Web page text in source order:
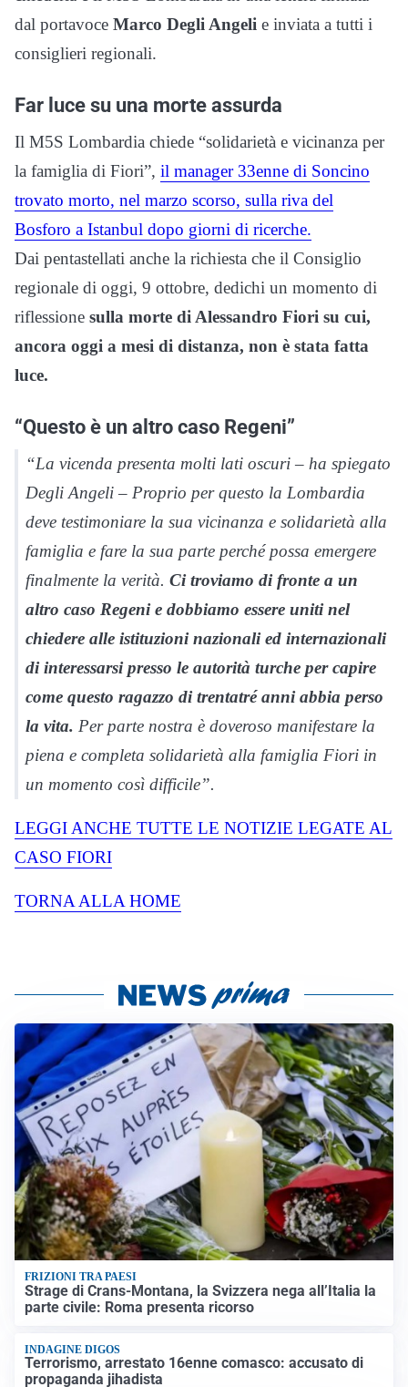
dal portavoce Marco Degli Angeli e inviata a tutti i
consiglieri regionali.
Far luce su una morte assurda
Il M5S Lombardia chiede “solidarietà e vicinanza per
la famiglia di Fiori”, il manager 33enne di Soncino
trovato morto, nel marzo scorso, sulla riva del
Bosforo a Istanbul dopo giorni di ricerche.
Dai pentastellati anche la richiesta che il Consiglio
regionale di oggi, 9 ottobre, dedichi un momento di
riflessione sulla morte di Alessandro Fiori su cui,
ancora oggi a mesi di distanza, non è stata fatta
luce.
“Questo è un altro caso Regeni”
“La vicenda presenta molti lati oscuri – ha spiegato
Degli Angeli – Proprio per questo la Lombardia
deve testimoniare la sua vicinanza e solidarietà alla
famiglia e fare la sua parte perché possa emergere
finalmente la verità. Ci troviamo di fronte a un
altro caso Regeni e dobbiamo essere uniti nel
chiedere alle istituzioni nazionali ed internazionali
di interessarsi presso le autorità turche per capire
come questo ragazzo di trentatré anni abbia perso
la vita. Per parte nostra è doveroso manifestare la
piena e completa solidarietà alla famiglia Fiori in
un momento così difficile”.
LEGGI ANCHE TUTTE LE NOTIZIE LEGATE AL
CASO FIORI
TORNA ALLA HOME
FRIZIONI TRA PAESI
Strage di Crans-Montana, la Svizzera nega all’Italia la
parte civile: Roma presenta ricorso
INDAGINE DIGOS
Terrorismo, arrestato 16enne comasco: accusato di
propaganda jihadista